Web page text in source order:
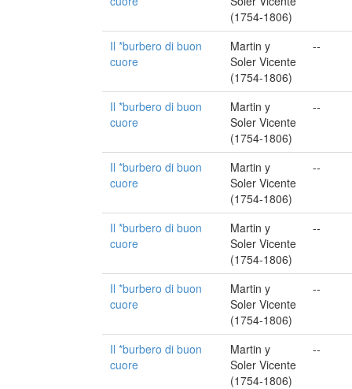
(1754-1806)
Il *burbero di buon
cuore
Martin y
Soler Vicente
(1754-1806)
--
Il *burbero di buon
cuore
Martin y
Soler Vicente
(1754-1806)
--
Il *burbero di buon
cuore
Martin y
Soler Vicente
(1754-1806)
--
Il *burbero di buon
cuore
Martin y
Soler Vicente
(1754-1806)
--
Il *burbero di buon
cuore
Martin y
Soler Vicente
(1754-1806)
--
Il *burbero di buon
cuore
Martin y
Soler Vicente
(1754-1806)
--